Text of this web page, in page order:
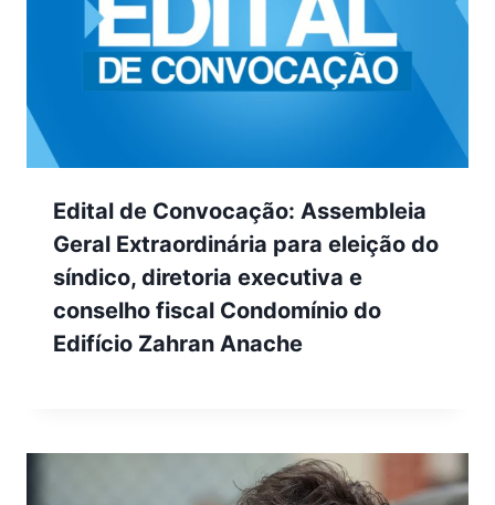
Edital de Convocação: Assembleia
Geral Extraordinária para eleição do
síndico, diretoria executiva e
conselho fiscal Condomínio do
Edifício Zahran Anache